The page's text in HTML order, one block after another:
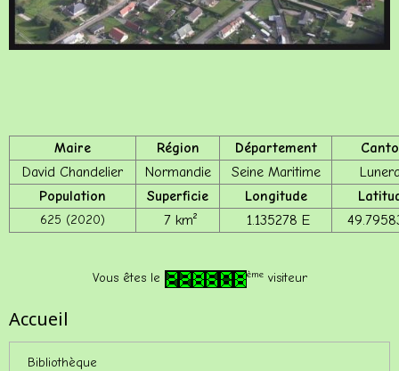
Maire Région Département
David Chandelier Normandie Seine Maritime
Population
Superficie Longitude
625 (2020) 7 km² 1.135278 E
Vous êtes le èmevisiteur
Accueil
Bibliothèque